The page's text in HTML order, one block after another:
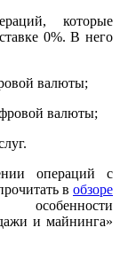
которые
0%. В него
валюты;
валюты;
операций с
в обзоре
и майнинга»